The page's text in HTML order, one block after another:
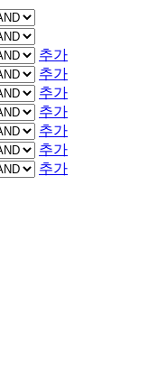
추가
추가
추가
추가
추가
추가
추가